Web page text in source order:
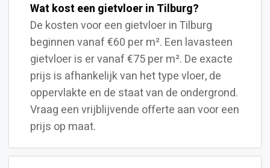
Wat kost een gietvloer in Tilburg?
De kosten voor een gietvloer in Tilburg
beginnen vanaf €60 per m². Een lavasteen
gietvloer is er vanaf €75 per m². De exacte
prijs is afhankelijk van het type vloer, de
oppervlakte en de staat van de ondergrond.
Vraag een vrijblijvende offerte aan voor een
prijs op maat.